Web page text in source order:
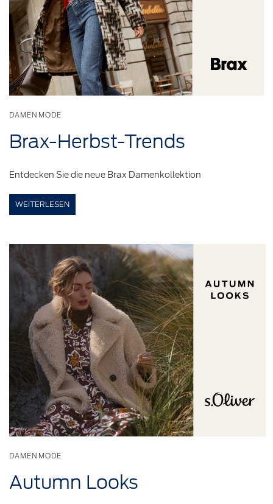
DAMENMODE
Brax-Herbst-Trends
Entdecken Sie die neue Brax Damenkollektion
WEITERLESEN
DAMENMODE
Autumn Looks